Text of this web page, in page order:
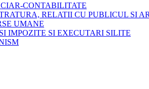
CONTABILITATE
RELATII CU PUBLICUL SI
UMANE
IMPOZITE SI EXECUTARI SILITE